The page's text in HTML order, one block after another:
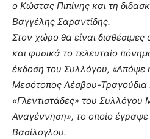
ο Κώστας Πιπίνης και τη
Βαγγέλης Σαραντίδης.
Στον χώρο θα είναι διαθέσιμες
και φυσικά το τελευταίο
έκδοση του Συλλόγου, «Απόψε
Μεσότοπος Λέσβου-Τραγούδια
«Γλεντιστάδες» του Συλλόγου
Αναγέννηση», το οποίο
Βασίλογλου.